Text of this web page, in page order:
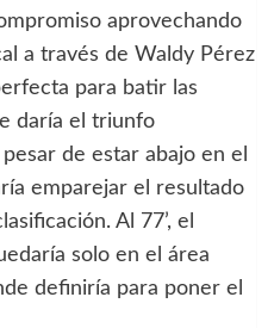
aprovechando
a través de Waldy Pérez
para batir las
daría el triunfo
de estar abajo en el
emparejar el resultado
Al 77’, el
solo en el área
definiría para poner el